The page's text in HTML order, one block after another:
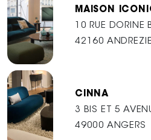
MAISON
10 RUE DORINE
42160
CINNA
3 BIS ET 5
49000 ANGERS